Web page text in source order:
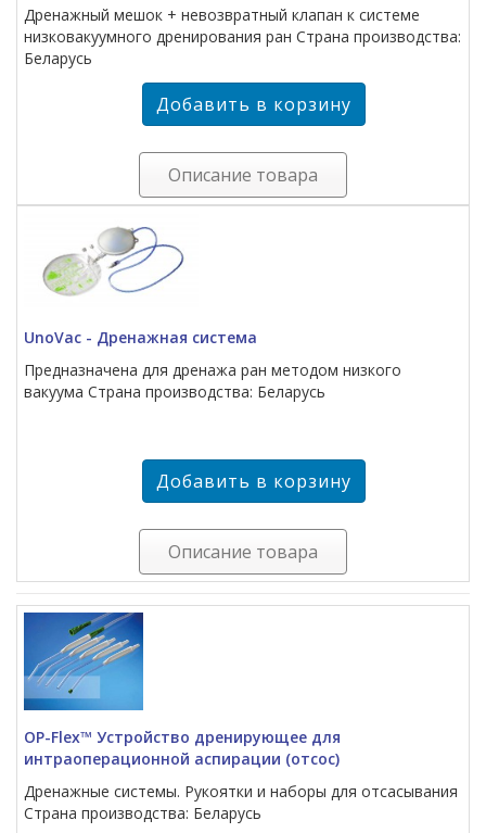
Дренажный мешок + невозвратный клапан к системе
низковакуумного дренирования ран Страна производства:
Беларусь
Описание товара
UnoVac - Дренажная система
Предназначена для дренажа ран методом низкого
вакуума Страна производства: Беларусь
Описание товара
OP-Flex™ Устройство дренирующее для
интраоперационной аспирации (отсос)
Дренажные системы. Рукоятки и наборы для отсасывания
Страна производства: Беларусь